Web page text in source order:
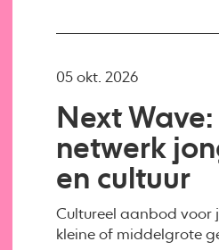
Next
netwerk
en cultuur
Cultureel aanbod voor
kleine of middelgrote
05 okt. 2026